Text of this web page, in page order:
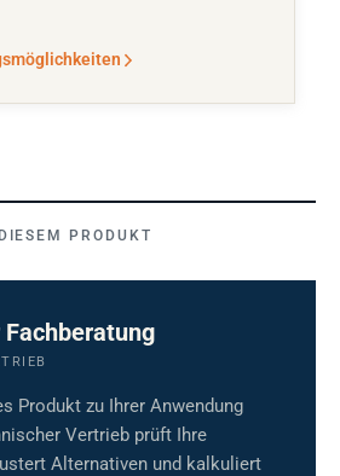
PRODUKT
Produkt zu Ihrer Anwendung
Vertrieb prüft Ihre
Alternativen und kalkuliert